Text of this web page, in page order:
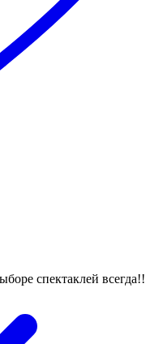
спектаклей всегда!!